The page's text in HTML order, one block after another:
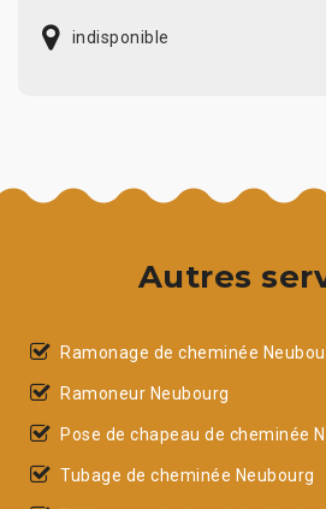
indisponible
Autres
Ramonage de cheminée
Ramoneur Neubourg
Pose de chapeau de cheminée
Tubage de cheminée Neubourg